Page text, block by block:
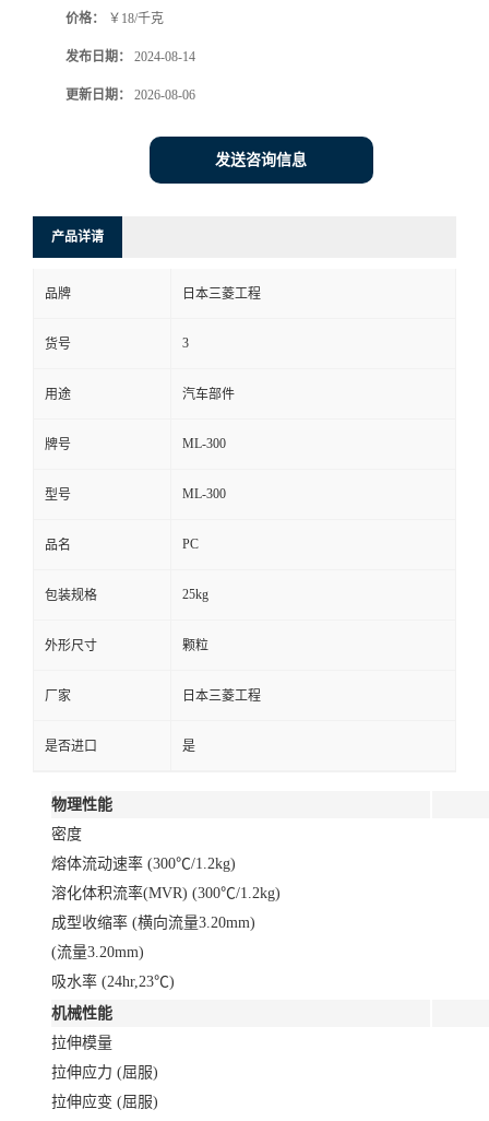
价格： ￥18/千克
发布日期： 2024-08-14
更新日期： 2026-08-06
发送咨询信息
产品详请
品牌 日本三菱工程
货号 3
用途 汽车部件
牌号 ML-300
型号 ML-300
品名 PC
包装规格 25kg
外形尺寸 颗粒
厂家 日本三菱工程
是否进口 是
物理性能
密度
熔体流动速率 (300℃/1.2kg)
溶化体积流率(MVR) (300℃/1.2kg)
成型收缩率 (横向流量3.20mm)
(流量3.20mm)
吸水率 (24hr,23℃)
机械性能
拉伸模量
拉伸应力 (屈服)
拉伸应变 (屈服)